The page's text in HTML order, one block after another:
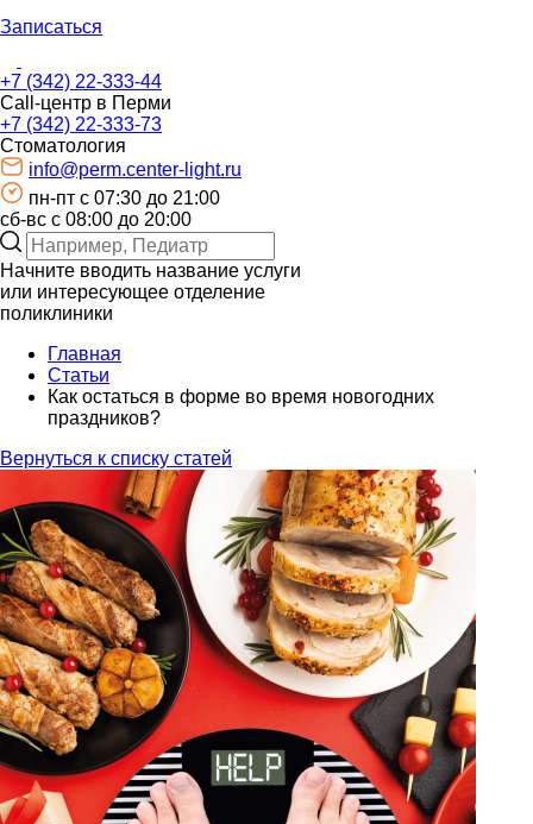
Записаться
+7 (342) 22-333-44
Call-центр в Перми
+7 (342) 22-333-73
Стоматология
info@perm.center-light.ru
пн-пт c 07:30 до 21:00
сб-вс с 08:00 до 20:00
Начните вводить название услуги
или интересующее отделение
поликлиники
Главная
Статьи
Как остаться в форме во время новогодних
праздников?
Вернуться к списку статей